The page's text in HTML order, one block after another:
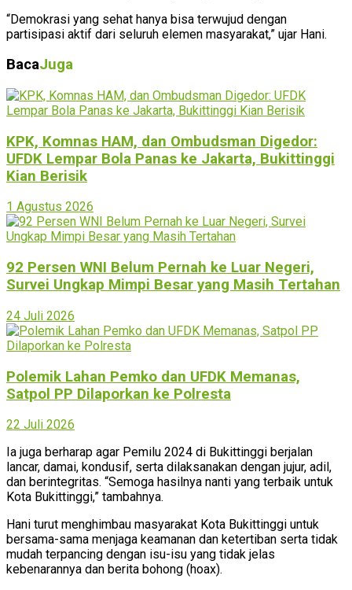
“Demokrasi yang sehat hanya bisa terwujud dengan
partisipasi aktif dari seluruh elemen masyarakat,” ujar Hani.
BacaJuga
KPK, Komnas HAM, dan Ombudsman Digedor:
UFDK Lempar Bola Panas ke Jakarta, Bukittinggi
Kian Berisik
1 Agustus 2026
92 Persen WNI Belum Pernah ke Luar Negeri,
Survei Ungkap Mimpi Besar yang Masih Tertahan
24 Juli 2026
Polemik Lahan Pemko dan UFDK Memanas,
Satpol PP Dilaporkan ke Polresta
22 Juli 2026
Ia juga berharap agar Pemilu 2024 di Bukittinggi berjalan
lancar, damai, kondusif, serta dilaksanakan dengan jujur, adil,
dan berintegritas. “Semoga hasilnya nanti yang terbaik untuk
Kota Bukittinggi,” tambahnya.
Hani turut menghimbau masyarakat Kota Bukittinggi untuk
bersama-sama menjaga keamanan dan ketertiban serta tidak
mudah terpancing dengan isu-isu yang tidak jelas
kebenarannya dan berita bohong (hoax).